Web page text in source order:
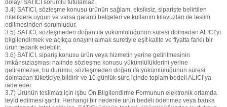
dolayı SATICI sorumlu tutulamaz.
3.4) SATICI, sözleşme konusu ürünün sağlam, eksiksiz, siparişte belirtilen
niteliklere uygun ve varsa garanti belgeleri ve kullanım kılavuzları ile teslim
edilmesinden sorumludur.
3.5) SATICI, sözleşmeden doğan ifa yükümlülüğünün süresi dolmadan ALICI’yı
bilgilendirmek ve açıkça onayını almak suretiyle eşit kalite ve fiyatta farklı bir
ürün tedarik edebilir.
3.6) SATICI, sipariş konusu ürün veya hizmetin yerine getirilmesinin
imkânsızlaşması halinde sözleşme konusu yükümlülüklerini yerine
getiremezse, bu durumu, sözleşmeden doğan ifa yükümlülüğünün süresi
dolmadan tüketiciye bildirir ve 10 günlük süre içinde toplam bedeli ALICI’ya
iade eder.
3.7) Ürünün teslimatı için işbu Ön Bilgilendirme Formunun elektronik ortamda
teyid edilmesi şarttır. Herhangi bir nedenle ürün bedeli ödenmez veya banka